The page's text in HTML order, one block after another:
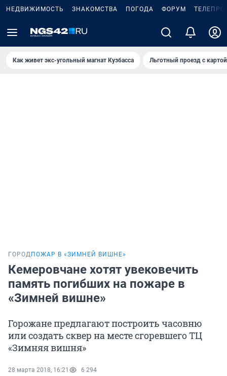
НЕДВИЖИМОСТЬ ЗНАКОМСТВА ПОГОДА ФОРУМ
Как живет экс-угольный магнат Кузбасса Льготный проезд с
ГОРОД ПОЖАР В «ЗИМНЕЙ ВИШНЕ»
Кемеровчане хотят увековечить
память погибших на пожаре в
«Зимней вишне»
Горожане предлагают построить часовню
или создать сквер на месте сгоревшего ТЦ
«Зимняя вишня»
28 марта 2018, 16:21 6 294